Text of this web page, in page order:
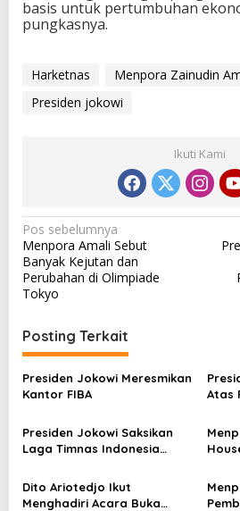
basis untuk pertumbuhan
pungkasnya.
Harketnas
Menpora Zainudin
Presiden jokowi
Ikuti Kami
N
a
v
i
g
a
s
i
p
o
s
Pos sebelumnya
Menpora Amali Sebut
Banyak Kejutan dan
Perubahan di Olimpiade
Tokyo
Posting Terkait
Presiden Jokowi Meresmikan
Kantor FIBA
Atas
2024
Presiden Jokowi Saksikan
Laga Timnas Indonesia
Dampingi Menpora Dito
Dito Ariotedjo Ikut
Menghadiri Acara Buka